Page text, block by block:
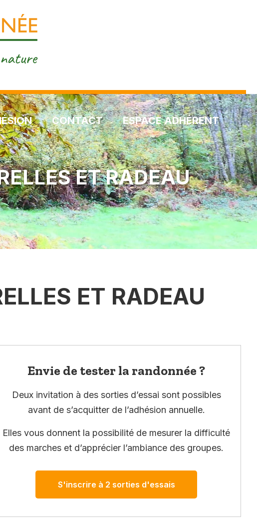
CONTACT ESPACE ADHÉRENT
ET RADEAU
ET RADEAU
Envie de tester la randonnée ?
Deux invitation à des sorties d’essai sont possibles
avant de s’acquitter de l’adhésion annuelle.
Elles vous donnent la possibilité de mesurer la difficulté
des marches et d’apprécier l’ambiance des groupes.
S'inscrire à 2 sorties d'essais